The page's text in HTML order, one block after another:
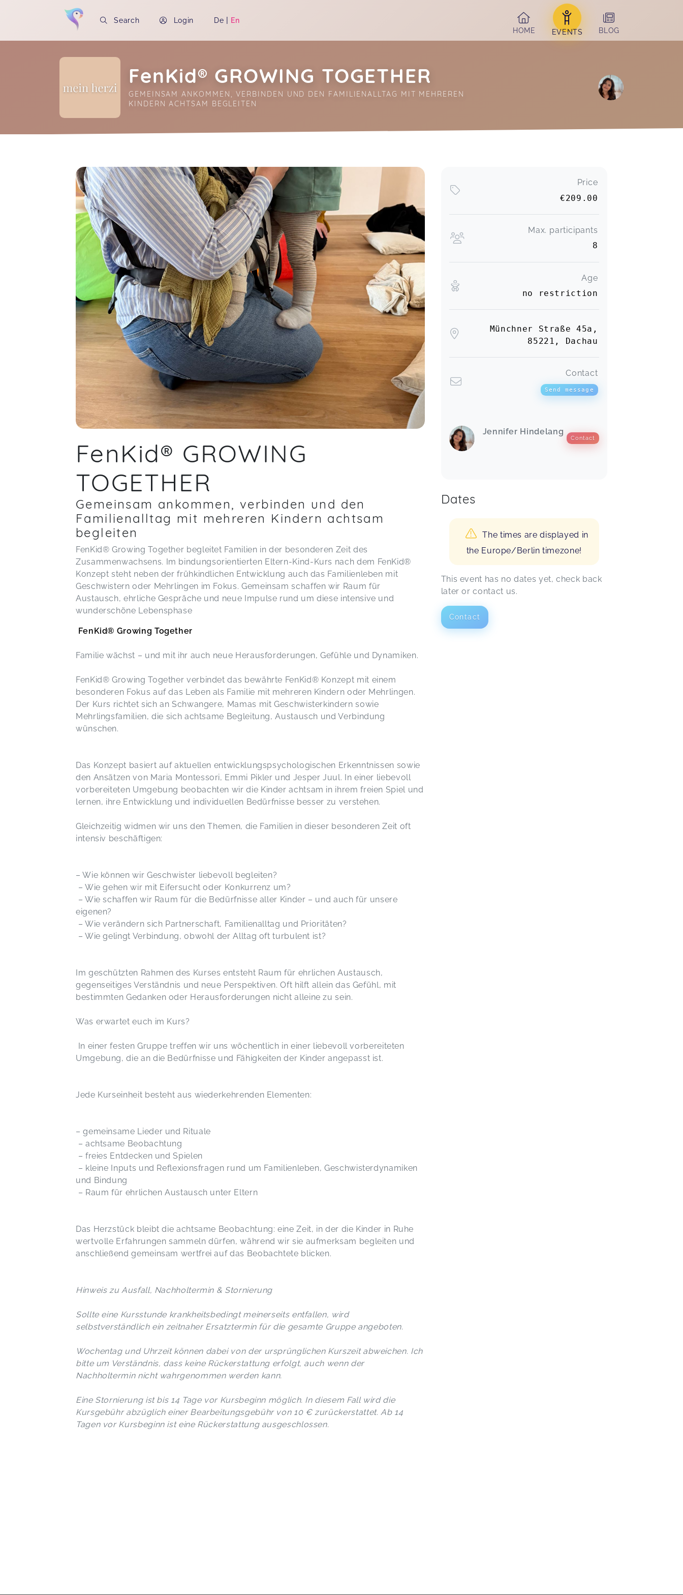
Search Login De | En
HOME
EVENTS BLOG
FenKid® GROWING TOGETHER
GEMEINSAM ANKOMMEN, VERBINDEN UND DEN FAMILIENALLTAG MIT MEHREREN
KINDERN ACHTSAM BEGLEITEN
FenKid® GROWING
TOGETHER
Gemeinsam ankommen, verbinden und den
Familienalltag mit mehreren Kindern achtsam
begleiten
FenKid® Growing Together begleitet Familien in der besonderen Zeit des
Zusammenwachsens. Im bindungsorientierten Eltern-Kind-Kurs nach dem FenKid®
Konzept steht neben der frühkindlichen Entwicklung auch das Familienleben mit
Geschwistern oder Mehrlingen im Fokus. Gemeinsam schaffen wir Raum für
Austausch, ehrliche Gespräche und neue Impulse rund um diese intensive und
wunderschöne Lebensphase
FenKid® Growing Together
Familie wächst – und mit ihr auch neue Herausforderungen, Gefühle und Dynamiken.
FenKid® Growing Together verbindet das bewährte FenKid® Konzept mit einem
besonderen Fokus auf das Leben als Familie mit mehreren Kindern oder Mehrlingen.
Der Kurs richtet sich an Schwangere, Mamas mit Geschwisterkindern sowie
Mehrlingsfamilien, die sich achtsame Begleitung, Austausch und Verbindung
wünschen.
Das Konzept basiert auf aktuellen entwicklungspsychologischen Erkenntnissen sowie
den Ansätzen von Maria Montessori, Emmi Pikler und Jesper Juul. In einer liebevoll
vorbereiteten Umgebung beobachten wir die Kinder achtsam in ihrem freien Spiel und
lernen, ihre Entwicklung und individuellen Bedürfnisse besser zu verstehen.
Gleichzeitig widmen wir uns den Themen, die Familien in dieser besonderen Zeit oft
intensiv beschäftigen:
– Wie können wir Geschwister liebevoll begleiten?
– Wie gehen wir mit Eifersucht oder Konkurrenz um?
– Wie schaffen wir Raum für die Bedürfnisse aller Kinder – und auch für unsere
eigenen?
– Wie verändern sich Partnerschaft, Familienalltag und Prioritäten?
– Wie gelingt Verbindung, obwohl der Alltag oft turbulent ist?
Im geschützten Rahmen des Kurses entsteht Raum für ehrlichen Austausch,
gegenseitiges Verständnis und neue Perspektiven. Oft hilft allein das Gefühl, mit
bestimmten Gedanken oder Herausforderungen nicht alleine zu sein.
Was erwartet euch im Kurs?
In einer festen Gruppe treffen wir uns wöchentlich in einer liebevoll vorbereiteten
Umgebung, die an die Bedürfnisse und Fähigkeiten der Kinder angepasst ist.
Jede Kurseinheit besteht aus wiederkehrenden Elementen:
– gemeinsame Lieder und Rituale
– achtsame Beobachtung
– freies Entdecken und Spielen
– kleine Inputs und Reflexionsfragen rund um Familienleben, Geschwisterdynamiken
und Bindung
– Raum für ehrlichen Austausch unter Eltern
Das Herzstück bleibt die achtsame Beobachtung: eine Zeit, in der die Kinder in Ruhe
wertvolle Erfahrungen sammeln dürfen, während wir sie aufmerksam begleiten und
anschließend gemeinsam wertfrei auf das Beobachtete blicken.
Hinweis zu Ausfall, Nachholtermin & Stornierung
Sollte eine Kursstunde krankheitsbedingt meinerseits entfallen, wird
selbstverständlich ein zeitnaher Ersatztermin für die gesamte Gruppe angeboten.
Wochentag und Uhrzeit können dabei von der ursprünglichen Kurszeit abweichen. Ich
bitte um Verständnis, dass keine Rückerstattung erfolgt, auch wenn der
Nachholtermin nicht wahrgenommen werden kann.
Eine Stornierung ist bis 14 Tage vor Kursbeginn möglich. In diesem Fall wird die
Kursgebühr abzüglich einer Bearbeitungsgebühr von 10 € zurückerstattet. Ab 14
Tagen vor Kursbeginn ist eine Rückerstattung ausgeschlossen.
Price
€209.00
Max. participants
8
Age
no restriction
Münchner Straße 45a,
85221, Dachau
Contact
Send message
Jennifer Hindelang
Contact
Dates
The times are displayed in
the Europe/Berlin timezone!
This event has no dates yet, check back
later or contact us.
Contact